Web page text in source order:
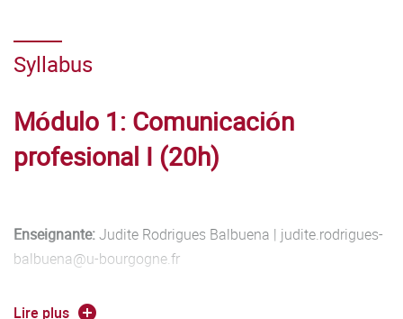
Syllabus
Módulo 1: Comunicación
profesional I (20h)
Enseignante:Judite Rodrigues Balbuena | judite.rodrigues-
balbuena@u-bourgogne.fr
Micro-compétences visées :
Lire plus